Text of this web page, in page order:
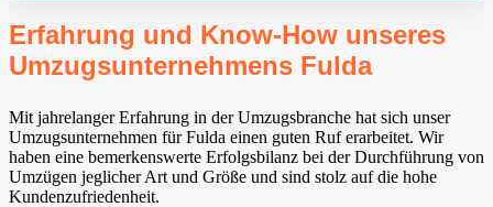
Erfahrung und Know-How unseres
Umzugsunternehmens Fulda
Mit jahrelanger Erfahrung in der Umzugsbranche hat sich unser
Umzugsunternehmen für Fulda einen guten Ruf erarbeitet. Wir
haben eine bemerkenswerte Erfolgsbilanz bei der Durchführung von
Umzügen jeglicher Art und Größe und sind stolz auf die hohe
Kundenzufriedenheit.